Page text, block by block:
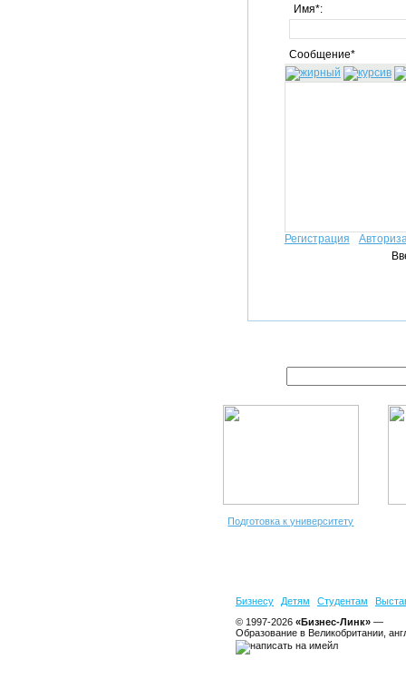
Имя*:
Сообщение*
Регистрация
Подготовка к университету
Бизнесу Детям Студентам
© 1997-2026 «Бизнес-Линк» —
Образование в Великобритании,